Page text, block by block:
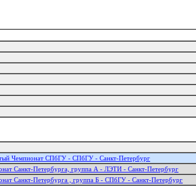
Чемпионат СПбГУ - СПбГУ - Санкт-Петербург
Санкт-Петербурга, группа А - ЛЭТИ - Санкт-Петербург
Санкт-Петербурга , группа Б - СПбГУ - Санкт-Петербург